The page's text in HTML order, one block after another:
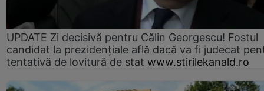
UPDATE Zi decisivă pentru Călin Georgescu! Fostul
candidat la prezidențiale află dacă va fi judecat
tentativă de lovitură de stat www.stirilekanald.ro